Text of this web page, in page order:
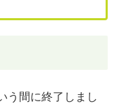
う間に終了しまし